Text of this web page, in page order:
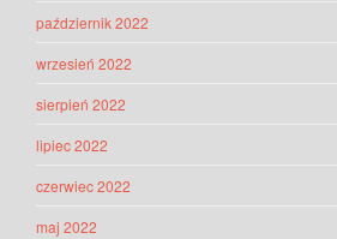
październik 2022
wrzesień 2022
sierpień 2022
lipiec 2022
czerwiec 2022
maj 2022